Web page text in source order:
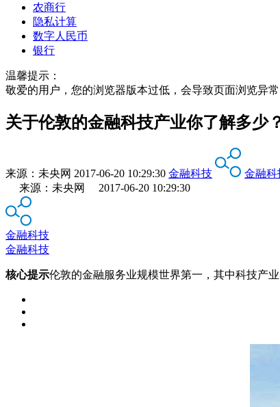
农商行
隐私计算
数字人民币
银行
温馨提示：
敬爱的用户，您的浏览器版本过低，会导致页面浏览异
关于伦敦的金融科技产业你了解多少
来源： 未央网 2017-06-20 10:29:30 金融科技
金融科
来源：未央网 2017-06-20 10:29:30
金融科技
金融科技
核心提示伦敦的金融服务业规模世界第一，其中科技产